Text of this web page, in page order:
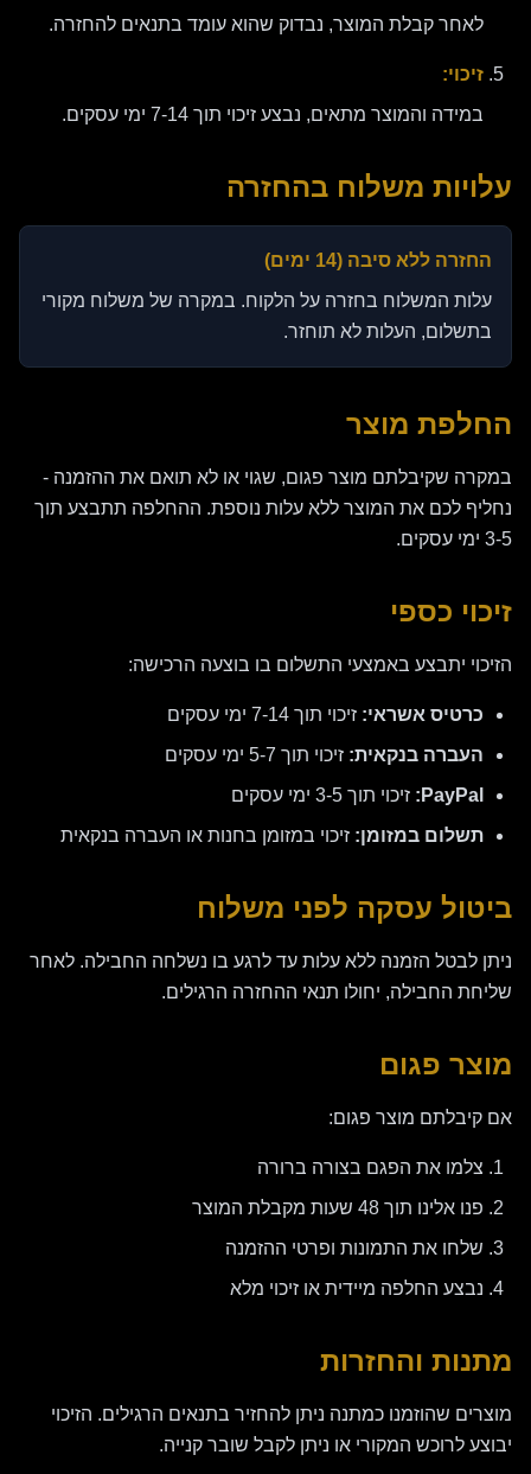
לאחר קבלת המוצר, נבדוק שהוא עומד בתנאים להחזרה.
זיכוי:
במידה והמוצר מתאים, נבצע זיכוי תוך 7-14 ימי עסקים.
עלויות משלוח בהחזרה
החזרה ללא סיבה (14 ימים)
עלות המשלוח בחזרה על הלקוח. במקרה של משלוח מקורי
בתשלום, העלות לא תוחזר.
החלפת מוצר
במקרה שקיבלתם מוצר פגום, שגוי או לא תואם את ההזמנה -
נחליף לכם את המוצר ללא עלות נוספת. ההחלפה תתבצע תוך
3-5 ימי עסקים.
זיכוי כספי
הזיכוי יתבצע באמצעי התשלום בו בוצעה הרכישה:
כרטיס אשראי: זיכוי תוך 7-14 ימי עסקים
העברה בנקאית: זיכוי תוך 5-7 ימי עסקים
PayPal:
זיכוי תוך 3-5 ימי עסקים
תשלום במזומן: זיכוי במזומן בחנות או העברה בנקאית
ביטול עסקה לפני משלוח
ניתן לבטל הזמנה ללא עלות עד לרגע בו נשלחה החבילה. לאחר
שליחת החבילה, יחולו תנאי ההחזרה הרגילים.
מוצר פגום
אם קיבלתם מוצר פגום:
צלמו את הפגם בצורה ברורה
פנו אלינו תוך 48 שעות מקבלת המוצר
שלחו את התמונות ופרטי ההזמנה
נבצע החלפה מיידית או זיכוי מלא
מתנות והחזרות
מוצרים שהוזמנו כמתנה ניתן להחזיר בתנאים הרגילים. הזיכוי
יבוצע לרוכש המקורי או ניתן לקבל שובר קנייה.